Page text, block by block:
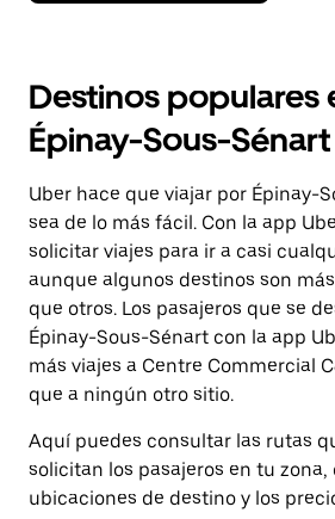
flecha
abrir
el
calendario
y
una
fecha.
Pulsa
el
botón
de
escape
para
cerrar
el
calendario.
Destinos populares
Épinay-Sous-Sénart
Uber hace que viajar por Épinay-
sea de lo más fácil. Con la app
solicitar viajes para ir a casi
aunque algunos destinos son
que otros. Los pasajeros que se
Épinay-Sous-Sénart con la app
más viajes a Centre Commercial
que a ningún otro sitio.
Aquí puedes consultar las rutas
solicitan los pasajeros en tu zona,
ubicaciones de destino y los